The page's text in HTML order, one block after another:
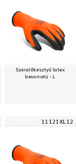
Szerelőkesztyű latex
bevonatú - L
11121XL12